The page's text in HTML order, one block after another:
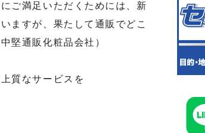
ご満足いただくためには、新
ますが、果たして通販でどこ
通販化粧品会社）
質なサービスを